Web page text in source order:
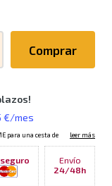
Comprar
seguro
Envío
24/48h